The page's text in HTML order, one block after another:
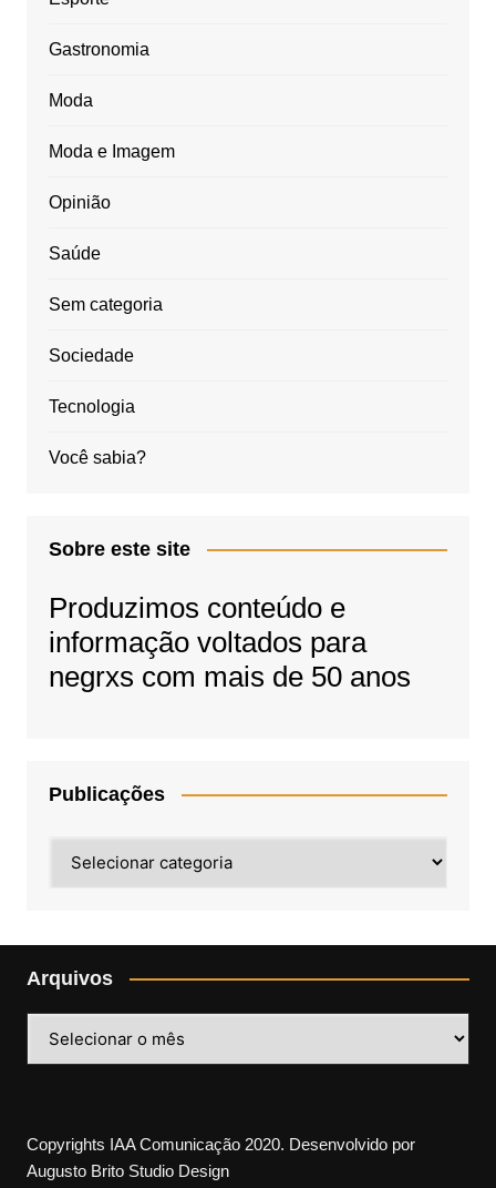
Gastronomia
Moda
Moda e Imagem
Opinião
Saúde
Sem categoria
Sociedade
Tecnologia
Você sabia?
Sobre este site
Produzimos conteúdo e
informação voltados para
negrxs com mais de 50 anos
Publicações
Arquivos
Copyrights IAA Comunicação 2020. Desenvolvido por
Augusto Brito Studio Design